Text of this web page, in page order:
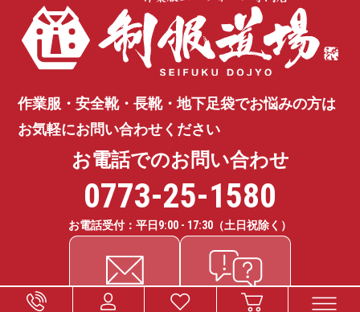
作業服・安全靴・長靴・地下足袋でお悩みの方は
お気軽にお問い合わせください
お電話でのお問い合わせ
0773-25-1580
お電話受付：平日 9:00 - 17:30 （土日祝除く）